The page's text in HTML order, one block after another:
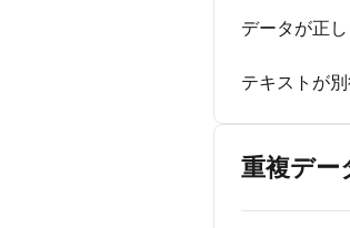
データが正
テキストが
重複デー